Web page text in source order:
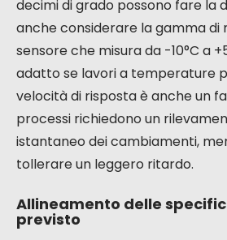
decimi di grado possono fare la
anche considerare la gamma di
sensore che misura da -10°C a
adatto se lavori a temperature
velocità di risposta è anche un
processi richiedono un
istantaneo dei cambiamenti,
tollerare un leggero ritardo.
Allineamento delle
previsto